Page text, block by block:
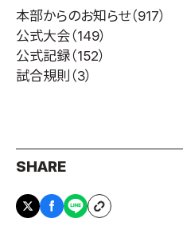
本部からのお知らせ（917）
公式大会（149）
公式記録（152）
試合規則 （3）
SHARE